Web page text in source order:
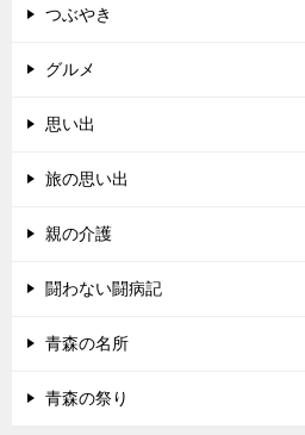
つぶやき
グルメ
思い出
旅の思い出
親の介護
闘わない闘病記
青森の名所
青森の祭り